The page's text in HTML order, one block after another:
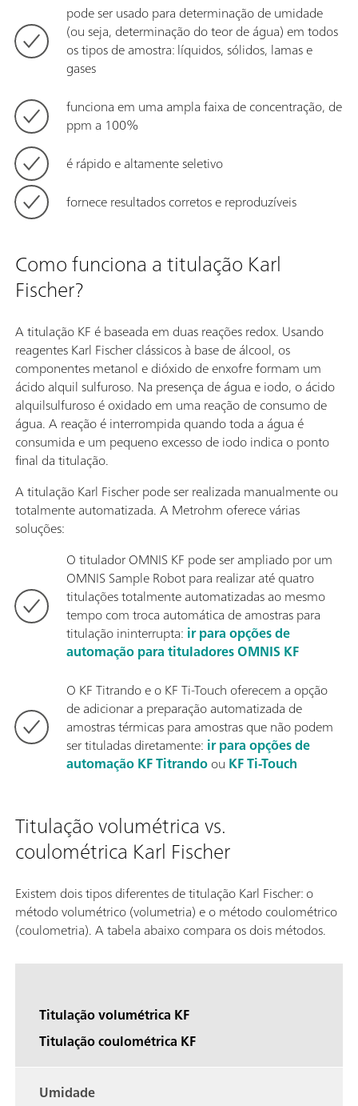
pode ser usado para determinação de umidade
(ou seja, determinação do teor de água) em todos
os tipos de amostra: líquidos, sólidos, lamas e
gases
funciona em uma ampla faixa de concentração, de
ppm a 100%
é rápido e altamente seletivo
fornece resultados corretos e reproduzíveis
Como funciona a titulação Karl
Fischer?
A titulação KF é baseada em duas reações redox. Usando
reagentes Karl Fischer clássicos à base de álcool, os
componentes metanol e dióxido de enxofre formam um
ácido alquil sulfuroso. Na presença de água e iodo, o ácido
alquilsulfuroso é oxidado em uma reação de consumo de
água. A reação é interrompida quando toda a água é
consumida e um pequeno excesso de iodo indica o ponto
final da titulação.
A titulação Karl Fischer pode ser realizada manualmente ou
totalmente automatizada. A Metrohm oferece várias
soluções:
O titulador OMNIS KF pode ser ampliado por um
OMNIS Sample Robot para realizar até quatro
titulações totalmente automatizadas ao mesmo
tempo com troca automática de amostras para
titulação ininterrupta: ir para opções de
automação para tituladores OMNIS KF
O KF Titrando e o KF Ti-Touch oferecem a opção
de adicionar a preparação automatizada de
amostras térmicas para amostras que não podem
ser tituladas diretamente: ir para opções de
automaçãoKF Titrandoou KF Ti-Touch
Titulação volumétrica vs.
coulométrica Karl Fischer
Existem dois tipos diferentes de titulação Karl Fischer: o
método volumétrico (volumetria) e o método coulométrico
(coulometria). A tabela abaixo compara os dois métodos.
Titulação volumétrica KF
Titulação coulométrica KF
Umidade